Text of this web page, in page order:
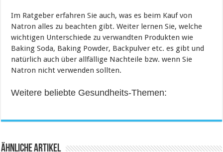
Im Ratgeber erfahren Sie auch, was es beim Kauf von
Natron alles zu beachten gibt. Weiter lernen Sie, welche
wichtigen Unterschiede zu verwandten Produkten wie
Baking Soda, Baking Powder, Backpulver etc. es gibt und
natürlich auch über allfällige Nachteile bzw. wenn Sie
Natron nicht verwenden sollten.
Weitere beliebte Gesundheits-Themen:
Ähnliche Artikel